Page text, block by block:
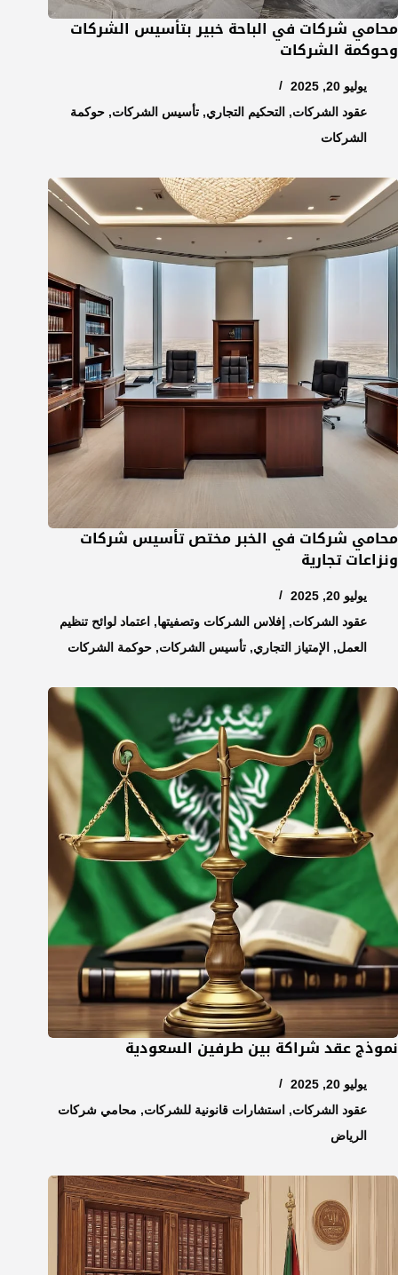
محامي شركات في الباحة خبير بتأسيس الشركات
وحوكمة الشركات
يوليو 20, 2025
عقود الشركات, التحكيم التجاري, تأسيس الشركات, حوكمة
الشركات
محامي شركات في الخبر مختص تأسيس شركات
ونزاعات تجارية
يوليو 20, 2025
عقود الشركات, إفلاس الشركات وتصفيتها, اعتماد لوائح تنظيم
العمل, الإمتياز التجاري, تأسيس الشركات, حوكمة الشركات
نموذج عقد شراكة بين طرفين السعودية
يوليو 20, 2025
عقود الشركات, استشارات قانونية للشركات, محامي شركات
الرياض